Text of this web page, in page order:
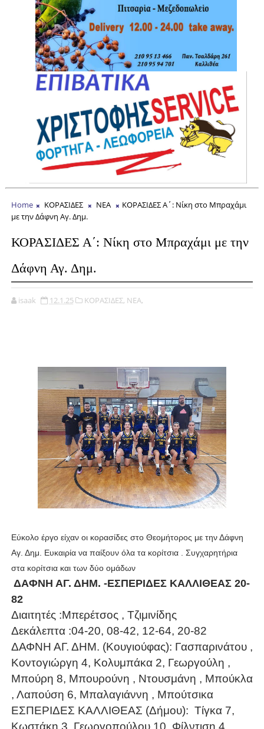
Home ΚΟΡΑΣΙΔΕΣ ΝΕΑ
ΚΟΡΑΣΙΔΕΣ Α΄: Νίκη στο Μπραχάμι
με την Δάφνη Αγ. Δημ.
ΚΟΡΑΣΙΔΕΣ Α΄: Νίκη στο Μπραχάμι με την
Δάφνη Αγ. Δημ.
isaak 12.1.25 ΚΟΡΑΣΙΔΕΣ, ΝΕΑ,
Εύκολο έργο είχαν οι κορασίδες στο Θεομήτορος με την Δάφνη
Αγ. Δημ. Ευκαιρία να παίξουν όλα τα κορίτσια . Συγχαρητήρια
στα κορίτσια και των δύο ομάδων
ΔΑΦΝΗ ΑΓ. ΔΗΜ. -ΕΣΠΕΡΙΔΕΣ ΚΑΛΛΙΘΕΑΣ 20-
82
Διαιτητές :Μπερέτσος , Τζιμινίδης
Δεκάλεπτα :04-20, 08-42, 12-64, 20-82
ΔΑΦΝΗ ΑΓ. ΔΗΜ. (Κουγιούφας): Γασπαρινάτου ,
Κοντογιώργη 4, Κολυμπάκα 2, Γεωργούλη ,
Μπούρη 8, Μπουρούνη , Ντουσμάνη , Μπούκλα
, Λαπούση 6, Μπαλαγιάννη , Μπούτσικα
ΕΣΠΕΡΙΔΕΣ ΚΑΛΛΙΘΕΑΣ (Δήμου): Τίγκα 7,
Κωστάκη 3, Γεωργοπούλου 10, Φίλντιση 4,